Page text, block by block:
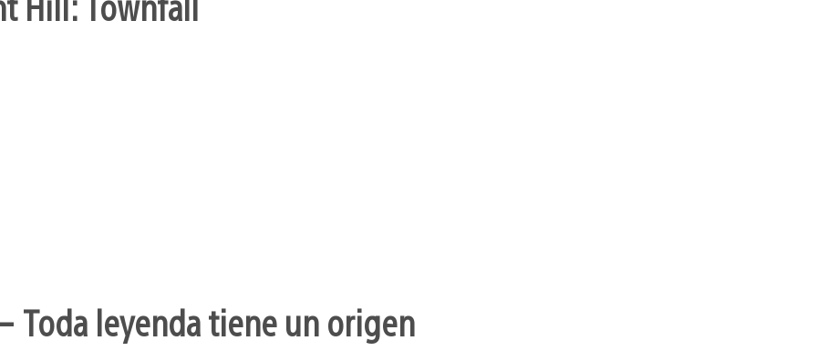
Toda leyenda tiene un origen